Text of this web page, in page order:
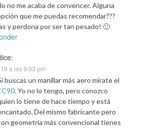
no me acaba de convencer. Alguna
que me puedas recomendar???
y perdona por ser tan pesado! 🙂
a las 9:03 pm
buscas un manillar más aero mírate el
. Yo no lo tengo, pero conozco
lo tiene de hace tiempo y está
Del mismo fabricante pero
geometria más convencional tienes